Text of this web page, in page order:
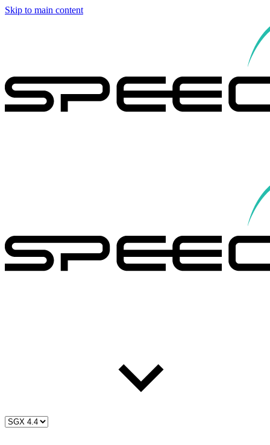
Skip to main content